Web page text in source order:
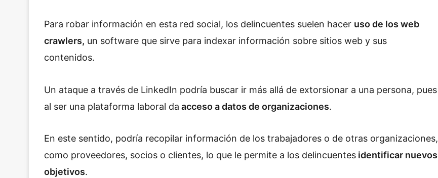
Para robar información en esta red social, los delincuentes suelen hacer uso de los web
crawlers, un software que sirve para indexar información sobre sitios web y sus
contenidos.
Un ataque a través de LinkedIn podría buscar ir más allá de extorsionar a una persona, pues
al ser una plataforma laboral da acceso a datos de organizaciones.
En este sentido, podría recopilar información de los trabajadores o de otras organizaciones,
como proveedores, socios o clientes, lo que le permite a los delincuentes identificar nuevos
objetivos.